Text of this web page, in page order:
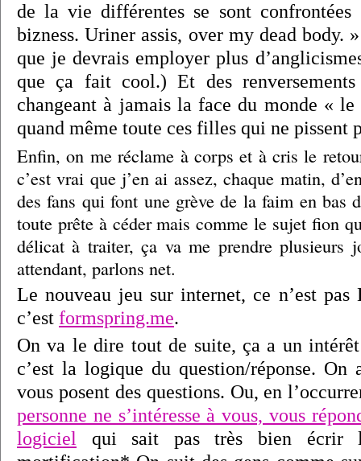
de la vie différentes se sont confrontées
bizness. Uriner assis, over my dead body.
que je devrais employer plus
que ça fait cool.) Et des
changeant à jamais la face du monde « le
quand même toute ces filles qui ne pissent
Enfin, on me réclame à corps et à cris le
c’est vrai que j’en ai assez, chaque matin,
des fans qui font une grève de la faim en bas
toute prête à céder mais comme le sujet fion
délicat à traiter, ça va me prendre plusieurs
attendant, parlons net.
Le nouveau jeu sur internet, ce n’est pas
c’est formspring.me.
On va le dire tout de suite, ça a un
c’est la logique du question/réponse.
vous posent des questions. Ou, en
personne ne s’intéresse à vous, vous
logiciel qui sait pas très bien écrir